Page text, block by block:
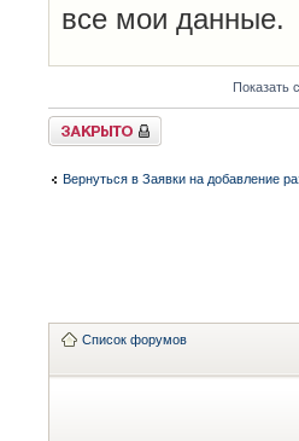
все мои данные.
Показать
Закрыто
Вернуться в Заявки на добавление
Список форумов